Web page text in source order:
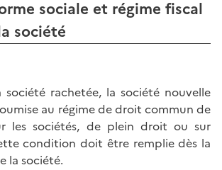
sociale et régime fiscal
société
société rachetée, la société nouvelle
au régime de droit commun de
les sociétés, de plein droit ou sur
condition doit être remplie dès la
la société.